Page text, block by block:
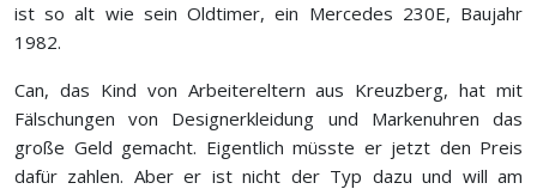
ist so alt wie sein Oldtimer, ein Mercedes 230E, Baujahr
1982.
Can, das Kind von Arbeitereltern aus Kreuzberg, hat mit
Fälschungen von Designerkleidung und Markenuhren das
große Geld gemacht. Eigentlich müsste er jetzt den Preis
dafür zahlen. Aber er ist nicht der Typ dazu und will am